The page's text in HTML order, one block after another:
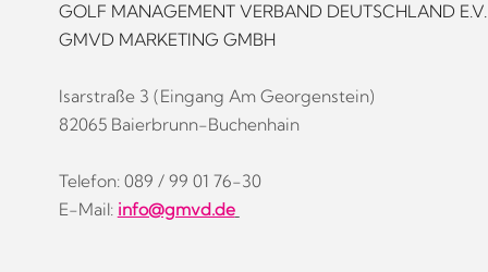
GOLF MANAGEMENT VERBAND DEUTSCHLAND E.V.
GMVD MARKETING GMBH
Isarstraße 3 (Eingang Am Georgenstein)
82065 Baierbrunn-Buchenhain
Telefon: 089 / 99 01 76-30
E-Mail: info@gmvd.de